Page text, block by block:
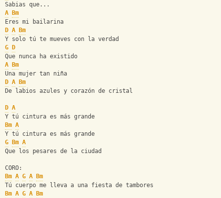
Sabias que...
A
Bm
Eres mi bailarina
D A
Bm
Y solo tú te mueves con la verdad
G
D
Que nunca ha existido
A
Bm
Una mujer tan niña
D A
Bm
De labios azules y corazón de cristal
D A
Y tú cintura es más grande
Bm A
Y tú cintura es más grande
G
Bm A
Que los pesares de la ciudad
CORO:
Bm A G A
Bm
Tú cuerpo me lleva a una fiesta de tambores
Bm A G A
Bm